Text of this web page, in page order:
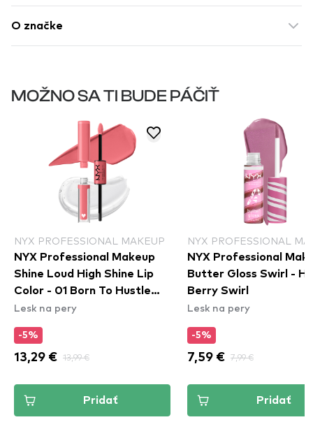
O značke
MOŽNO SA TI BUDE PÁČIŤ
NYX PROFESSIONAL MAKEUP
NYX Professional Makeup
Shine Loud High Shine Lip
Color - 01 Born To Hustle
(SHLP01)
Lesk na pery
-5%
13,29 € 13,99 €
Pridať
NYX PROFESSIONAL
NYX Professional
Butter Gloss Swirl -
Berry Swirl
Lesk na pery
-5%
7,59 € 7,99 €
Pridať